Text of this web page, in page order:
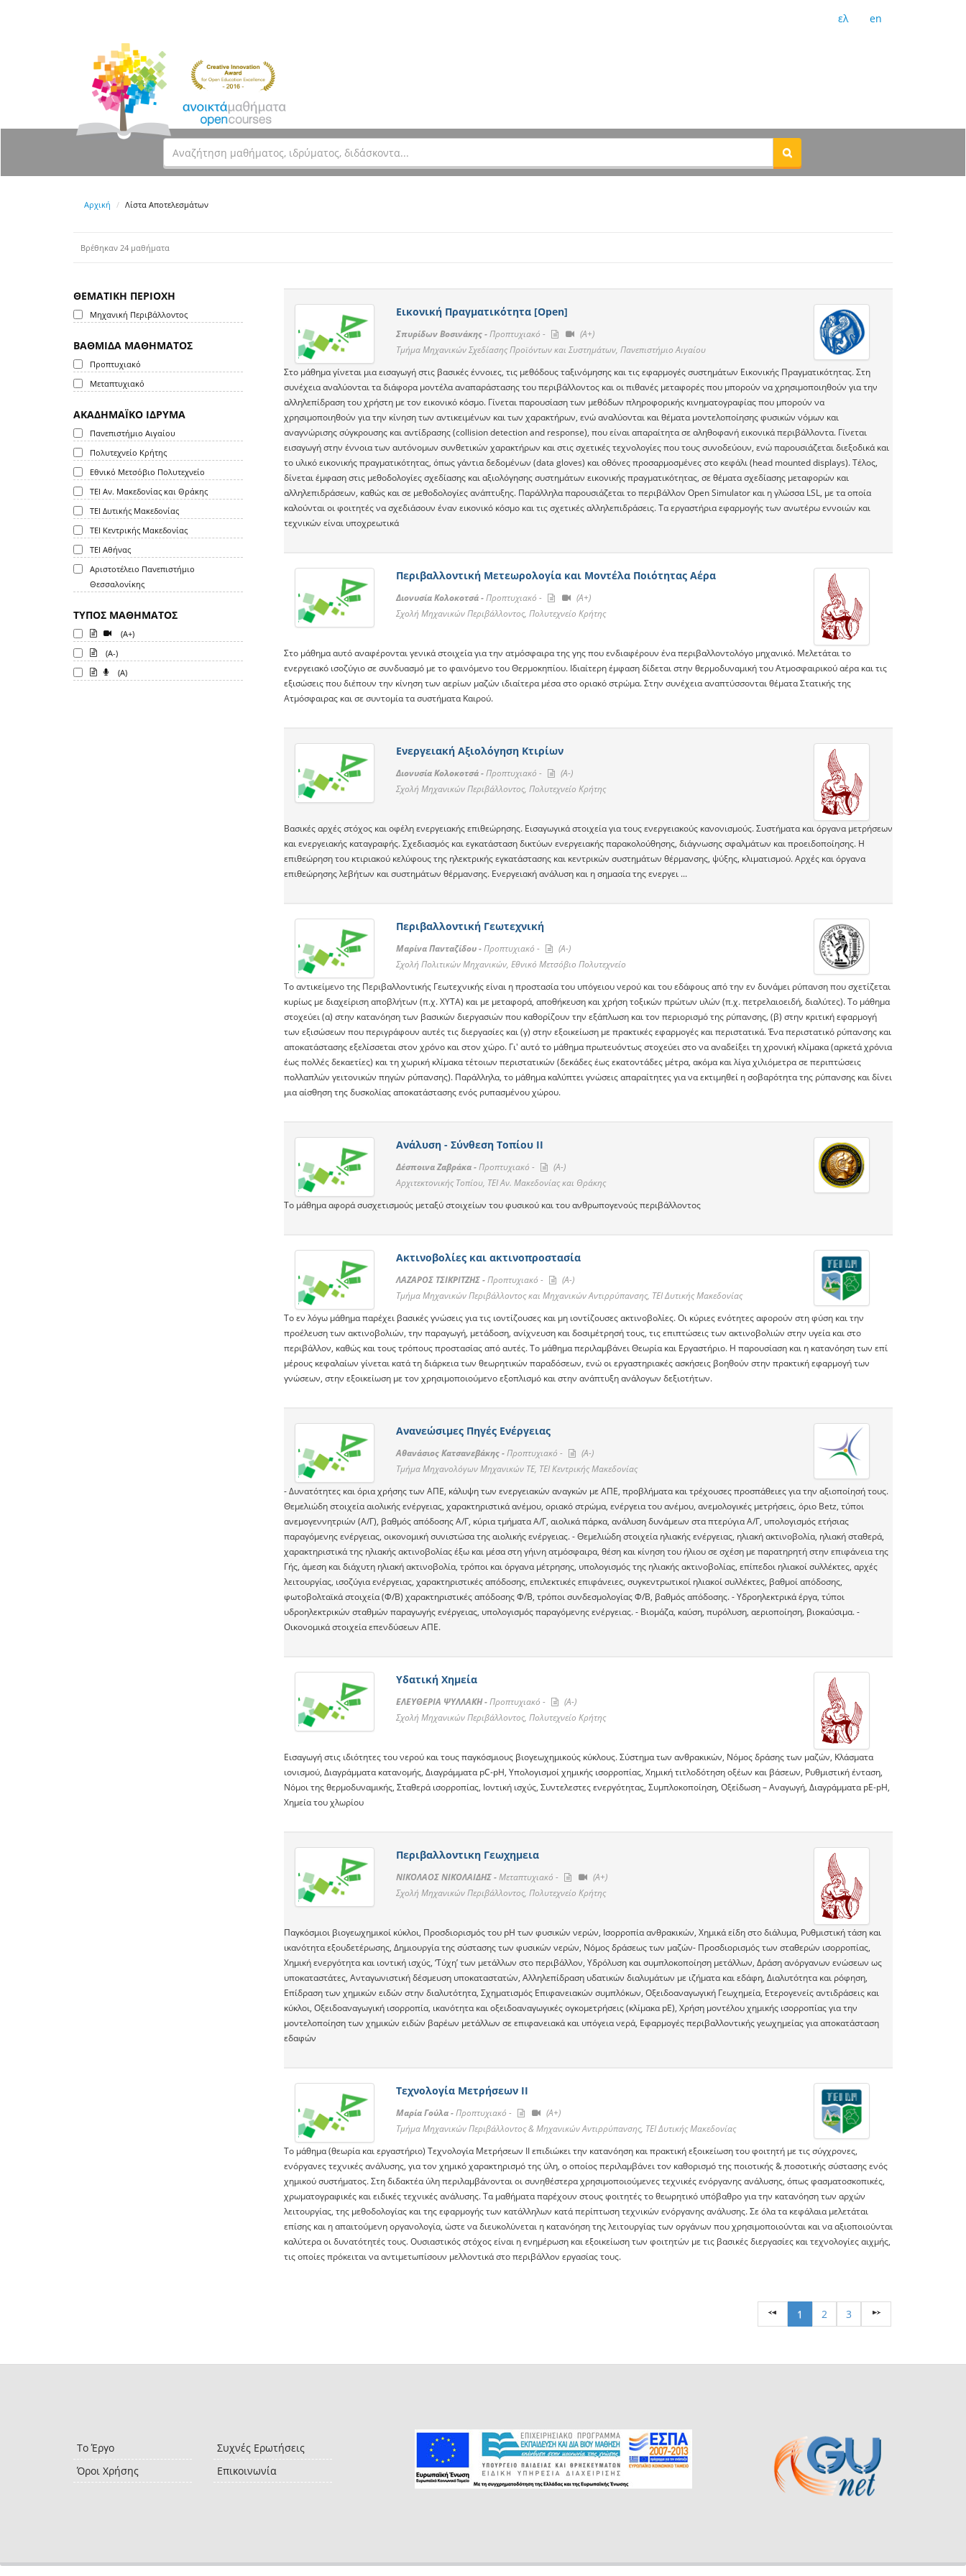
ελ en
Αρχική Λίστα Αποτελεσμάτων
Βρέθηκαν 24 μαθήματα
ΘΕΜΑΤΙΚΗ ΠΕΡΙΟΧΗ
Μηχανική Περιβάλλοντος
ΒΑΘΜΙΔΑ ΜΑΘΗΜΑΤΟΣ
Προπτυχιακό
Μεταπτυχιακό
ΑΚΑΔΗΜΑΪΚΟ ΙΔΡΥΜΑ
Πανεπιστήμιο Αιγαίου
Πολυτεχνείο Κρήτης
Εθνικό Μετσόβιο Πολυτεχνείο
ΤΕΙ Αν. Μακεδονίας και Θράκης
ΤΕΙ Δυτικής Μακεδονίας
ΤΕΙ Κεντρικής Μακεδονίας
ΤΕΙ Αθήνας
Αριστοτέλειο Πανεπιστήμιο
Θεσσαλονίκης
ΤΥΠΟΣ ΜΑΘΗΜΑΤΟΣ
(A+)
(A-)
(A)
Εικονική Πραγματικότητα [Open]
Σπυρίδων Βοσινάκης -Προπτυχιακό -
(A+)
Τμήμα Μηχανικών Σχεδίασης Προϊόντων και Συστημάτων, Πανεπιστήμιο Αιγαίου
Στο μάθημα γίνεται μια εισαγωγή στις βασικές έννοιες, τις μεθόδους ταξινόμησης και τις εφαρμογές συστημάτων Εικονικής Πραγματικότητας. Στη
συνέχεια αναλύονται τα διάφορα μοντέλα αναπαράστασης του περιβάλλοντος και οι πιθανές μεταφορές που μπορούν να χρησιμοποιηθούν για την
αλληλεπίδραση του χρήστη με τον εικονικό κόσμο. Γίνεται παρουσίαση των μεθόδων πληροφορικής κινηματογραφίας που μπορούν να
χρησιμοποιηθούν για την κίνηση των αντικειμένων και των χαρακτήρων, ενώ αναλύονται και θέματα μοντελοποίησης φυσικών νόμων και
αναγνώρισης σύγκρουσης και αντίδρασης (collision detection and response), που είναι απαραίτητα σε αληθοφανή εικονικά περιβάλλοντα. Γίνεται
εισαγωγή στην έννοια των αυτόνομων συνθετικών χαρακτήρων και στις σχετικές τεχνολογίες που τους συνοδεύουν, ενώ παρουσιάζεται διεξοδικά και
το υλικό εικονικής πραγματικότητας, όπως γάντια δεδομένων (data gloves) και οθόνες προσαρμοσμένες στο κεφάλι (head mounted displays). Τέλος,
δίνεται έμφαση στις μεθοδολογίες σχεδίασης και αξιολόγησης συστημάτων εικονικής πραγματικότητας, σε θέματα σχεδίασης μεταφορών και
αλληλεπιδράσεων, καθώς και σε μεθοδολογίες ανάπτυξης. Παράλληλα παρουσιάζεται το περιβάλλον Open Simulator και η γλώσσα LSL, με τα οποία
καλούνται οι φοιτητές να σχεδιάσουν έναν εικονικό κόσμο και τις σχετικές αλληλεπιδράσεις. Τα εργαστήρια εφαρμογής των ανωτέρω εννοιών και
τεχνικών είναι υποχρεωτικά
Περιβαλλοντική Μετεωρολογία και Μοντέλα Ποιότητας Αέρα
Διονυσία Κολοκοτσά -Προπτυχιακό -
(A+)
Σχολή Μηχανικών Περιβάλλοντος, Πολυτεχνείο Κρήτης
Στο μάθημα αυτό αναφέρονται γενικά στοιχεία για την ατμόσφαιρα της γης που ενδιαφέρουν ένα περιβαλλοντολόγο μηχανικό. Μελετάται το
ενεργειακό ισοζύγιο σε συνδυασμό με το φαινόμενο του Θερμοκηπίου. Ιδιαίτερη έμφαση δίδεται στην θερμοδυναμική του Ατμοσφαιρικού αέρα και τις
εξισώσεις που διέπουν την κίνηση των αερίων μαζών ιδιαίτερα μέσα στο οριακό στρώμα. Στην συνέχεια αναπτύσσονται θέματα Στατικής της
Ατμόσφαιρας και σε συντομία τα συστήματα Καιρού.
Ενεργειακή Αξιολόγηση Κτιρίων
Διονυσία Κολοκοτσά -Προπτυχιακό -
(A-)
Σχολή Μηχανικών Περιβάλλοντος, Πολυτεχνείο Κρήτης
Βασικές αρχές στόχος και οφέλη ενεργειακής επιθεώρησης. Εισαγωγικά στοιχεία για τους ενεργειακούς κανονισμούς. Συστήματα και όργανα μετρήσεων
και ενεργειακής καταγραφής. Σχεδιασμός και εγκατάσταση δικτύων ενεργειακής παρακολούθησης, διάγνωσης σφαλμάτων και προειδοποίησης. Η
επιθεώρηση του κτιριακού κελύφους της ηλεκτρικής εγκατάστασης και κεντρικών συστημάτων θέρμανσης, ψύξης, κλιματισμού. Αρχές και όργανα
επιθεώρησης λεβήτων και συστημάτων θέρμανσης. Ενεργειακή ανάλυση και η σημασία της ενεργει ...
Περιβαλλοντική Γεωτεχνική
Μαρίνα Πανταζίδου -Προπτυχιακό -
(A-)
Σχολή Πολιτικών Μηχανικών, Εθνικό Μετσόβιο Πολυτεχνείο
Το αντικείμενο της Περιβαλλοντικής Γεωτεχνικής είναι η προστασία του υπόγειου νερού και του εδάφους από την εν δυνάμει ρύπανση που σχετίζεται
κυρίως με διαχείριση αποβλήτων (π.χ. ΧΥΤΑ) και με μεταφορά, αποθήκευση και χρήση τοξικών πρώτων υλών (π.χ. πετρελαιοειδή, διαλύτες). Το μάθημα
στοχεύει (α) στην κατανόηση των βασικών διεργασιών που καθορίζουν την εξάπλωση και τον περιορισμό της ρύπανσης, (β) στην κριτική εφαρμογή
των εξισώσεων που περιγράφουν αυτές τις διεργασίες και (γ) στην εξοικείωση με πρακτικές εφαρμογές και περιστατικά. Ένα περιστατικό ρύπανσης και
αποκατάστασης εξελίσσεται στον χρόνο και στον χώρο. Γι' αυτό το μάθημα πρωτευόντως στοχεύει στο να αναδείξει τη χρονική κλίμακα (αρκετά χρόνια
έως πολλές δεκαετίες) και τη χωρική κλίμακα τέτοιων περιστατικών (δεκάδες έως εκατοντάδες μέτρα, ακόμα και λίγα χιλιόμετρα σε περιπτώσεις
πολλαπλών γειτονικών πηγών ρύπανσης). Παράλληλα, το μάθημα καλύπτει γνώσεις απαραίτητες για να εκτιμηθεί η σοβαρότητα της ρύπανσης και δίνει
μια αίσθηση της δυσκολίας αποκατάστασης ενός ρυπασμένου χώρου.
Ανάλυση - Σύνθεση Tοπίου ΙΙ
Δέσποινα Ζαβράκα -Προπτυχιακό -
(A-)
Αρχιτεκτονικής Τοπίου, ΤΕΙ Αν. Μακεδονίας και Θράκης
Το μάθημα αφορά συσχετισμούς μεταξύ στοιχείων του φυσικού και του ανθρωπογενούς περιβάλλοντος
Ακτινοβολίες και ακτινοπροστασία
ΛΑΖΑΡΟΣ ΤΣΙΚΡΙΤΖΗΣ -Προπτυχιακό -
(A-)
Τμήμα Μηχανικών Περιβάλλοντος και Μηχανικών Αντιρρύπανσης, ΤΕΙ Δυτικής Μακεδονίας
Το εν λόγω μάθημα παρέχει βασικές γνώσεις για τις ιοντίζουσες και μη ιοντίζουσες ακτινοβολίες. Οι κύριες ενότητες αφορούν στη φύση και την
προέλευση των ακτινοβολιών, την παραγωγή, μετάδοση, ανίχνευση και δοσιμέτρησή τους, τις επιπτώσεις των ακτινοβολιών στην υγεία και στο
περιβάλλον, καθώς και τους τρόπους προστασίας από αυτές. Το μάθημα περιλαμβάνει Θεωρία και Εργαστήριο. Η παρουσίαση και η κατανόηση των επί
μέρους κεφαλαίων γίνεται κατά τη διάρκεια των θεωρητικών παραδόσεων, ενώ οι εργαστηριακές ασκήσεις βοηθούν στην πρακτική εφαρμογή των
γνώσεων, στην εξοικείωση με τον χρησιμοποιούμενο εξοπλισμό και στην ανάπτυξη ανάλογων δεξιοτήτων.
Ανανεώσιμες Πηγές Ενέργειας
Αθανάσιος Κατσανεβάκης -Προπτυχιακό -
(A-)
Τμήμα Μηχανολόγων Μηχανικών ΤΕ, ΤΕΙ Κεντρικής Μακεδονίας
- Δυνατότητες και όρια χρήσης των ΑΠΕ, κάλυψη των ενεργειακών αναγκών με ΑΠΕ, προβλήματα και τρέχουσες προσπάθειες για την αξιοποίησή τους.
Θεμελιώδη στοιχεία αιολικής ενέργειας, χαρακτηριστικά ανέμου, οριακό στρώμα, ενέργεια του ανέμου, ανεμολογικές μετρήσεις, όριο Betz, τύποι
ανεμογεννητριών (Α/Γ), βαθμός απόδοσης Α/Γ, κύρια τμήματα Α/Γ, αιολικά πάρκα, ανάλυση δυνάμεων στα πτερύγια Α/Γ, υπολογισμός ετήσιας
παραγόμενης ενέργειας, οικονομική συνιστώσα της αιολικής ενέργειας. - Θεμελιώδη στοιχεία ηλιακής ενέργειας, ηλιακή ακτινοβολία, ηλιακή σταθερά,
χαρακτηριστικά της ηλιακής ακτινοβολίας έξω και μέσα στη γήινη ατμόσφαιρα, θέση και κίνηση του ήλιου σε σχέση με παρατηρητή στην επιφάνεια της
Γής, άμεση και διάχυτη ηλιακή ακτινοβολία, τρόποι και όργανα μέτρησης, υπολογισμός της ηλιακής ακτινοβολίας, επίπεδοι ηλιακοί συλλέκτες, αρχές
λειτουργίας, ισοζύγια ενέργειας, χαρακτηριστικές απόδοσης, επιλεκτικές επιφάνειες, συγκεντρωτικοί ηλιακοί συλλέκτες, βαθμοί απόδοσης,
φωτοβολταϊκά στοιχεία (Φ/Β) χαρακτηριστικές απόδοσης Φ/Β, τρόποι συνδεσμολογίας Φ/Β, βαθμός απόδοσης. - Υδροηλεκτρικά έργα, τύποι
υδροηλεκτρικών σταθμών παραγωγής ενέργειας, υπολογισμός παραγόμενης ενέργειας. - Βιομάζα, καύση, πυρόλυση, αεριοποίηση, βιοκαύσιμα. -
Οικονομικά στοιχεία επενδύσεων ΑΠΕ.
Υδατική Χημεία
ΕΛΕΥΘΕΡΙΑ ΨΥΛΛΑΚΗ -Προπτυχιακό -
(A-)
Σχολή Μηχανικών Περιβάλλοντος, Πολυτεχνείο Κρήτης
Εισαγωγή στις ιδιότητες του νερού και τους παγκόσμιους βιογεωχημικούς κύκλους. Σύστημα των ανθρακικών, Νόμος δράσης των μαζών, Κλάσματα
ιονισμού, Διαγράμματα κατανομής, Διαγράμματα pC-pH, Υπολογισμοί χημικής ισορροπίας, Χημική τιτλοδότηση οξέων και βάσεων, Ρυθμιστική ένταση,
Νόμοι της θερμοδυναμικής, Σταθερά ισορροπίας, Ιοντική ισχύς, Συντελεστες ενεργότητας, Συμπλοκοποίηση, Οξείδωση – Αναγωγή, Διαγράμματα pE-pH,
Χημεία του χλωρίου
Περιβαλλοντικη Γεωχημεια
ΝΙΚΟΛΑΟΣ ΝΙΚΟΛΑΙΔΗΣ -Μεταπτυχιακό -
(A+)
Σχολή Μηχανικών Περιβάλλοντος, Πολυτεχνείο Κρήτης
Παγκόσμιοι βιογεωχημικοί κύκλοι, Προσδιορισμός του pH των φυσικών νερών, Ισορροπία ανθρακικών, Χημικά είδη στο διάλυμα, Ρυθμιστική τάση και
ικανότητα εξουδετέρωσης, Δημιουργία της σύστασης των φυσικών νερών, Νόμος δράσεως των μαζών- Προσδιορισμός των σταθερών ισορροπίας,
Χημική ενεργότητα και ιοντική ισχύς, ‘Τύχη’ των μετάλλων στο περιβάλλον, Υδρόλυση και συμπλοκοποίηση μετάλλων, Δράση ανόργανων ενώσεων ως
υποκαταστάτες, Ανταγωνιστική δέσμευση υποκαταστατών, Αλληλεπίδραση υδατικών διαλυμάτων με ιζήματα και εδάφη, Διαλυτότητα και ρόφηση,
Επίδραση των χημικών ειδών στην διαλυτότητα, Σχηματισμός Επιφανειακών συμπλόκων, Οξειδοαναγωγική Γεωχημεία, Ετερογενείς αντιδράσεις και
κύκλοι, Οξειδοαναγωγική ισορροπία, ικανότητα και οξειδοαναγωγικές ογκομετρήσεις (κλίμακα pE), Χρήση μοντέλου χημικής ισορροπίας για την
μοντελοποίηση των χημικών ειδών βαρέων μετάλλων σε επιφανειακά και υπόγεια νερά, Εφαρμογές περιβαλλοντικής γεωχημείας για αποκατάσταση
εδαφών
Τεχνολογία Μετρήσεων ΙI
Μαρία Γούλα -Προπτυχιακό -
(A+)
Τμήμα Μηχανικών Περιβάλλοντος & Μηχανικών Αντιρρύπανσης, ΤΕΙ Δυτικής Μακεδονίας
Tο μάθημα (θεωρία και εργαστήριο) Τεχνολογία Μετρήσεων ΙΙ επιδιώκει την κατανόηση και πρακτική εξοικείωση του φοιτητή με τις σύγχρονες,
ενόργανες τεχνικές ανάλυσης, για τον χημικό χαρακτηρισμό της ύλη, ο οποίος περιλαμβάνει τον καθορισμό της ποιοτικής & ̟ποσοτικής σύστασης ενός
χημικού συστήματος. Στη διδακτέα ύλη περιλαμβάνονται οι συνηθέστερα χρησιμοποιούμενες τεχνικές ενόργανης ανάλυσης, όπως φασματοσκοπικές,
χρωματογραφικές και ειδικές τεχνικές ανάλυσης. Τα μαθήματα παρέχουν στους φοιτητές το θεωρητικό υπόβαθρο για την κατανόηση των αρχών
λειτουργίας, της μεθοδολογίας και της εφαρμογής των κατάλληλων κατά περίπτωση τεχνικών ενόργανης ανάλυσης. Σε όλα τα κεφάλαια μελετάται
επίσης και η απαιτούμενη οργανολογία, ώστε να διευκολύνεται η κατανόηση της λειτουργίας των οργάνων που χρησιμοποιούνται και να αξιοποιούνται
καλύτερα οι δυνατότητές τους. Ουσιαστικός στόχος είναι η ενημέρωση και εξοικείωση των φοιτητών με τις βασικές διεργασίες και τεχνολογίες αιχμής,
τις οποίες πρόκειται να αντιμετωπίσουν μελλοντικά στο περιβάλλον εργασίας τους.
1 2 3
Το Έργο
Όροι Χρήσης
Συχνές Ερωτήσεις
Επικοινωνία